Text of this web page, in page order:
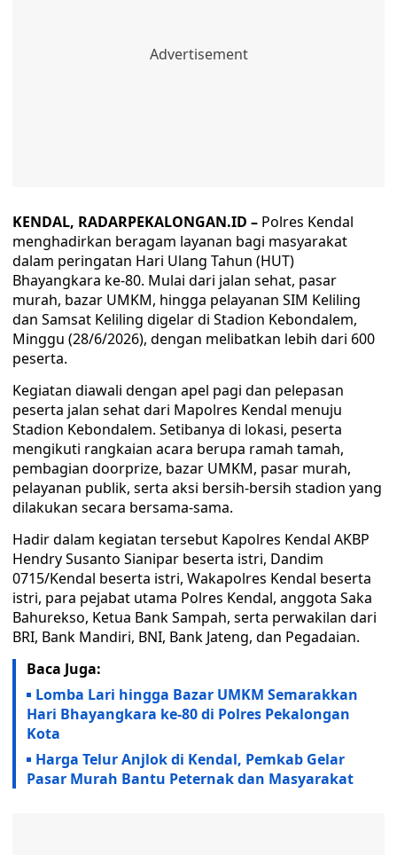
KENDAL, RADARPEKALONGAN.ID – Polres Kendal
menghadirkan beragam layanan bagi masyarakat
dalam peringatan Hari Ulang Tahun (HUT)
Bhayangkara ke-80. Mulai dari jalan sehat, pasar
murah, bazar UMKM, hingga pelayanan SIM Keliling
dan Samsat Keliling digelar di Stadion Kebondalem,
Minggu (28/6/2026), dengan melibatkan lebih dari 600
peserta.
Kegiatan diawali dengan apel pagi dan pelepasan
peserta jalan sehat dari Mapolres Kendal menuju
Stadion Kebondalem. Setibanya di lokasi, peserta
mengikuti rangkaian acara berupa ramah tamah,
pembagian doorprize, bazar UMKM, pasar murah,
pelayanan publik, serta aksi bersih-bersih stadion yang
dilakukan secara bersama-sama.
Hadir dalam kegiatan tersebut Kapolres Kendal AKBP
Hendry Susanto Sianipar beserta istri, Dandim
0715/Kendal beserta istri, Wakapolres Kendal beserta
istri, para pejabat utama Polres Kendal, anggota Saka
Bahurekso, Ketua Bank Sampah, serta perwakilan dari
BRI, Bank Mandiri, BNI, Bank Jateng, dan Pegadaian.
Baca Juga:
Lomba Lari hingga Bazar UMKM Semarakkan
Hari Bhayangkara ke-80 di Polres Pekalongan
Kota
Harga Telur Anjlok di Kendal, Pemkab Gelar
Pasar Murah Bantu Peternak dan Masyarakat